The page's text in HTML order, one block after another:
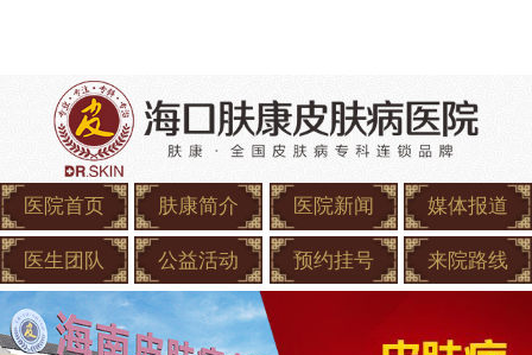
医院首页 肤康简介 医院新闻 媒体报道
医生团队 公益活动 预约挂号 来院路线